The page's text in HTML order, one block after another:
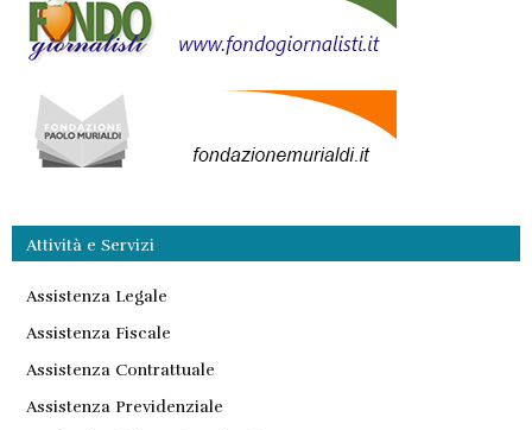
Attività e Servizi
Assistenza Legale
Assistenza Fiscale
Assistenza Contrattuale
Assistenza Previdenziale